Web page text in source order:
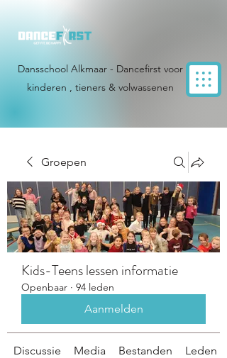
Dansschool Alkmaar - Dancefirst voor
kinderen , tieners & volwassenen
Groepen
Kids-Teens lessen informatie
Openbaar · 94 leden
Aanmelden
Discussie Media Bestanden Leden